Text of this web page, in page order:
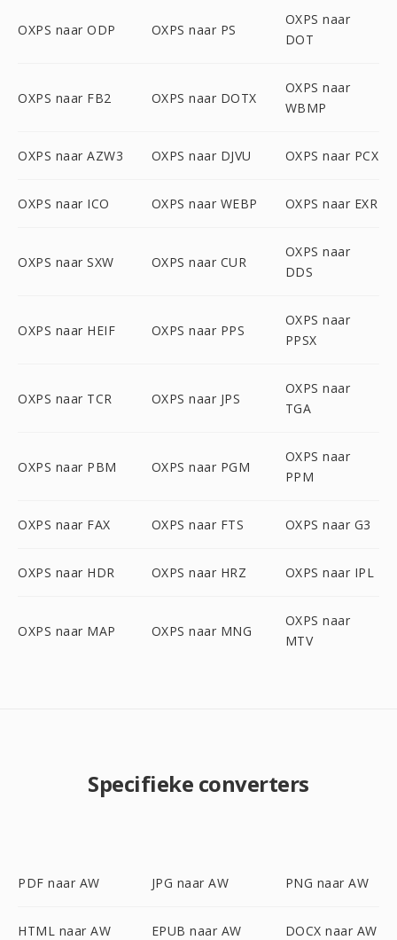
OXPS naar ODP OXPS naar PS
OXPS naar
DOT
OXPS naar FB2 OXPS naar DOTX
OXPS naar
WBMP
OXPS naar AZW3 OXPS naar DJVU OXPS naar PCX
OXPS naar ICO OXPS naar WEBP OXPS naar EXR
OXPS naar SXW OXPS naar CUR
OXPS naar
DDS
OXPS naar HEIF OXPS naar PPS
OXPS naar
PPSX
OXPS naar TCR OXPS naar JPS
OXPS naar
TGA
OXPS naar PBM OXPS naar PGM
OXPS naar
PPM
OXPS naar FAX OXPS naar FTS OXPS naar G3
OXPS naar HDR OXPS naar HRZ OXPS naar IPL
OXPS naar MAP OXPS naar MNG
OXPS naar
MTV
Specifieke converters
PDF naar AW JPG naar AW PNG naar AW
HTML naar AW EPUB naar AW DOCX naar AW